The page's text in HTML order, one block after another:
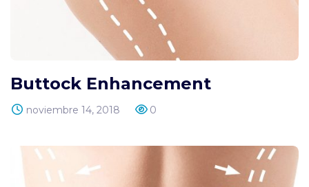
Buttock Enhancement
noviembre 14, 2018 0